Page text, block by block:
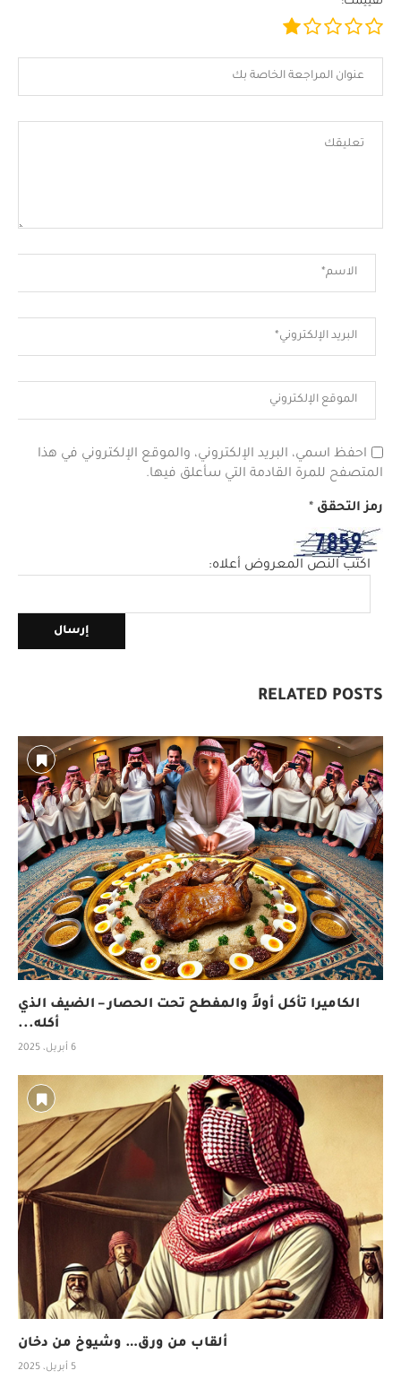
احفظ اسمي، البريد الإلكتروني، والموقع الإلكتروني في هذا
المتصفح للمرة القادمة التي سأعلق فيها.
رمز التحقق *
اكتب النص المعروض أعلاه:
RELATED POSTS
الكاميرا تأكل أولاً والمفطح تحت الحصار – الضيف الذي
أكله...
6 أبريل، 2025
ألقاب من ورق… وشيوخ من دخان
5 أبريل، 2025